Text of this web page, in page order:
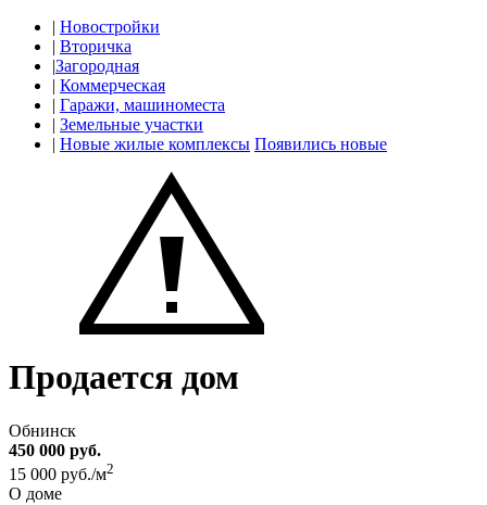
| Новостройки
| Вторичка
|Загородная
| Коммерческая
| Гаражи, машиноместа
| Земельные участки
| Новые жилые комплексы Появились новые
Продается дом
Обнинск
450 000 руб.
15 000 руб./м2
О доме